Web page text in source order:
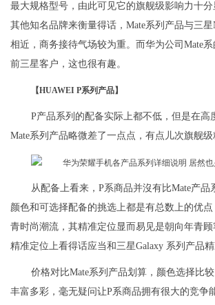
最大规格型号，由此可见它的旗舰级影响力十
其他知名品牌来衡量得话，Mate系列产品与三
相近，商务接待气场较为重。而华为公司Mate
前三星客户，这也很有趣。
【HUAWEI P系列产品】
P产品系列的配备实际上都不低，但是在高
Mate系列产品略微差了一点点，有点儿次旗舰级
从配备上看来，P系商品并沒有比Mate产品
颜色和可选择配备的挑选上都是有总数上的优
青时尚潮流，其精准定位显而易见是朝向年青
精准定位上看得话应当和三星Galaxy 系列产品精
价格对比Mate系列产品划算，颜色选择比
丰富多彩，毫无疑问让P系商品拥有很大的竞争